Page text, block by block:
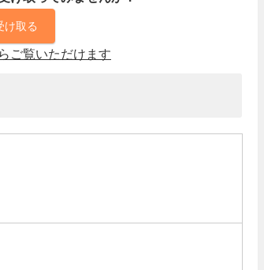
け取る
ご覧いただけます